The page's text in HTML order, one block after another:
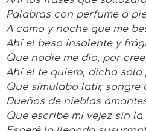
Palabras con perfume a
A cama y noche que me
Ahí el beso insolente y
Que nadie me dio, por
Ahí el te quiero, dicho
Que simulaba latir, sangre
Dueños de nieblas
Que escribe mi vejez sin